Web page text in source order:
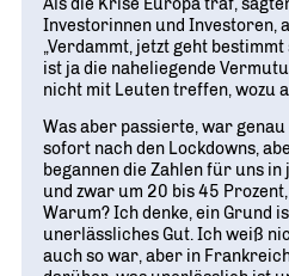
Investorinnen und Investoren,
„Verdammt, jetzt geht
ist ja die naheliegende
nicht mit Leuten treffen, wozu
Was aber passierte, war
sofort nach den Lockdowns,
begannen die Zahlen für uns in
und zwar um 20 bis 45
Warum? Ich denke, ein Grund
unerlässliches Gut. Ich weiß
auch so war, aber in